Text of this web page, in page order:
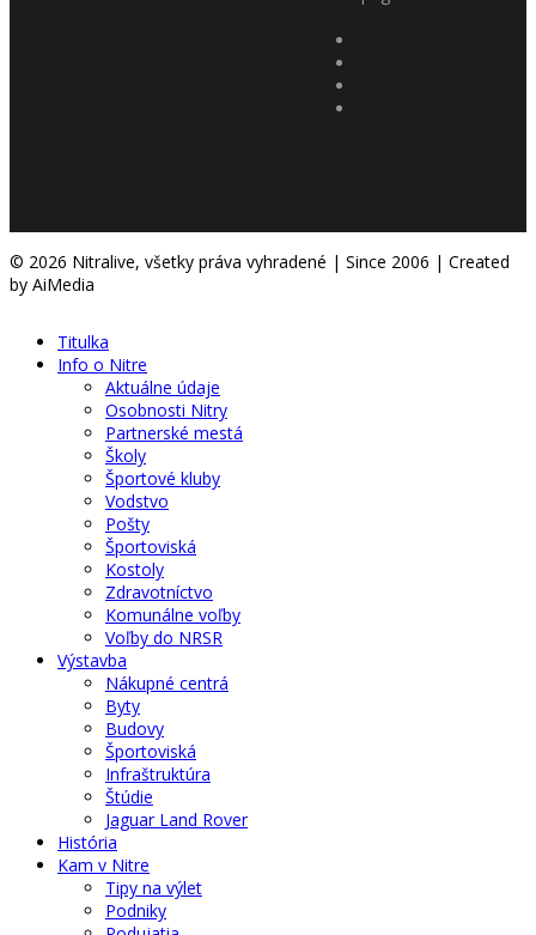
© 2026 Nitralive, všetky práva vyhradené | Since 2006 | Created
by AiMedia
Titulka
Info o Nitre
Aktuálne údaje
Osobnosti Nitry
Partnerské mestá
Školy
Športové kluby
Vodstvo
Pošty
Športoviská
Kostoly
Zdravotníctvo
Komunálne voľby
Voľby do NRSR
Výstavba
Nákupné centrá
Byty
Budovy
Športoviská
Infraštruktúra
Štúdie
Jaguar Land Rover
História
Kam v Nitre
Tipy na výlet
Podniky